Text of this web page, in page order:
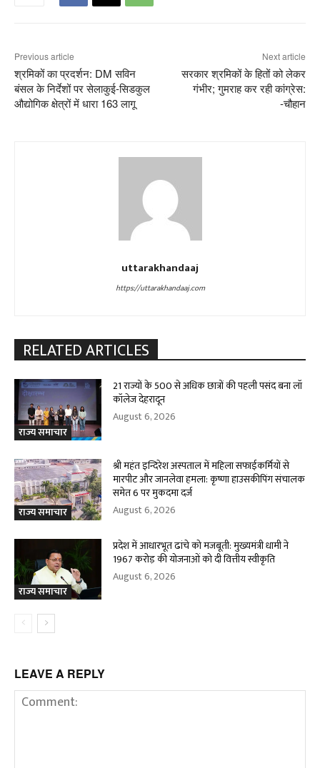
Previous article
श्रमिकों का प्रदर्शन: DM सविन
बंसल के निर्देशों पर सेलाकुई-सिडकुल
औद्योगिक क्षेत्रों में धारा 163 लागू
Next article
सरकार श्रमिकों के हितों को लेकर
गंभीर; गुमराह कर रही कांग्रेस:
-चौहान
uttarakhandaaj
https://uttarakhandaaj.com
RELATED ARTICLES
राज्य समाचार
21 राज्यों के 500 से अधिक छात्रों की पहली पसंद बना लॉ
कॉलेज देहरादून
August 6, 2026
राज्य समाचार
श्री महंत इन्दिरेश अस्पताल में महिला सफाईकर्मियों से
मारपीट और जानलेवा हमला: कृष्णा हाउसकीपिंग संचालक
समेत 6 पर मुकदमा दर्ज
August 6, 2026
राज्य समाचार
प्रदेश में आधारभूत ढांचे को मजबूती: मुख्यमंत्री धामी ने
1967 करोड़ की योजनाओं को दी वित्तीय स्वीकृति
August 6, 2026
LEAVE A REPLY